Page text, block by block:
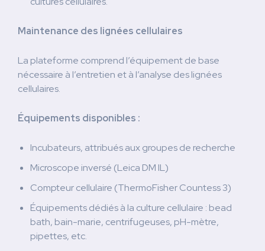
Maintenance des lignées cellulaires
La plateforme comprend l’équipement de base
nécessaire à l’entretien et à l’analyse des lignées
cellulaires.
Équipements disponibles :
Incubateurs, attribués aux groupes de recherche
Microscope inversé (Leica DM IL)
Compteur cellulaire (ThermoFisher Countess 3)
Équipements dédiés à la culture cellulaire : bead
bath, bain-marie, centrifugeuses, pH-mètre,
pipettes, etc.